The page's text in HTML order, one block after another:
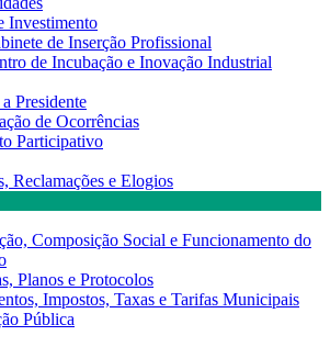
Investimento
de Inserção Profissional
de Incubação e Inovação Industrial
Presidente
de Ocorrências
Participativo
Reclamações e Elogios
Composição Social e Funcionamento do
Planos e Protocolos
Impostos, Taxas e Tarifas Municipais
Pública